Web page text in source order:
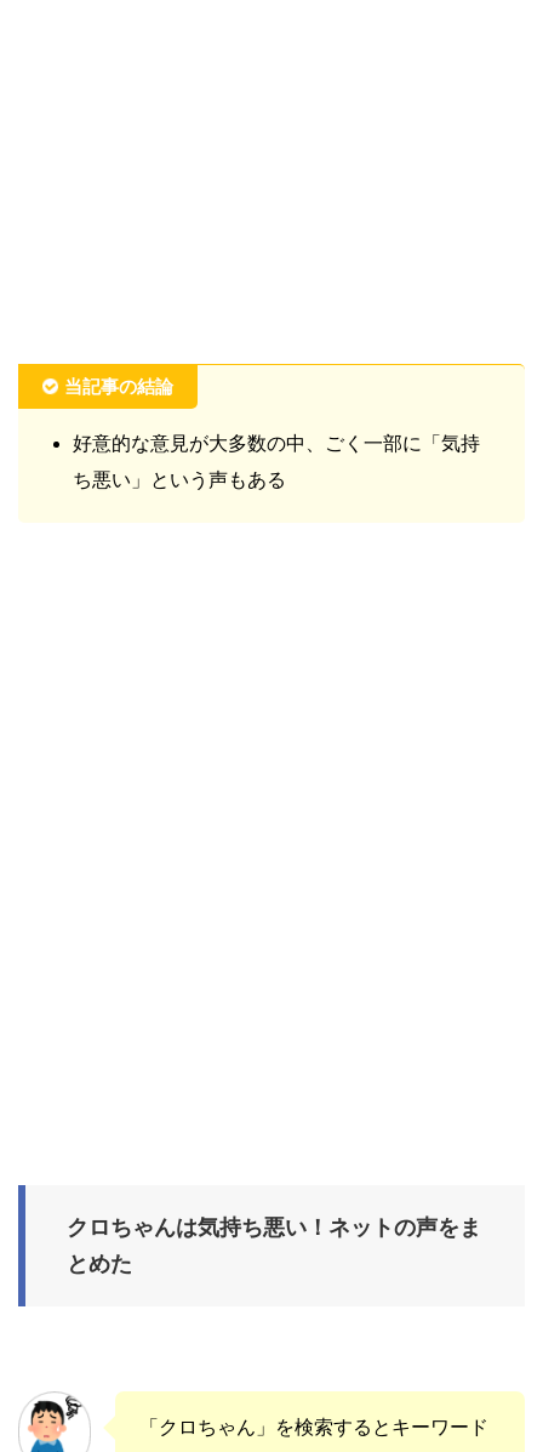
当記事の結論
好意的な意見が大多数の中、ごく一部に「気持
ち悪い」という声もある
クロちゃんは気持ち悪い！ネットの声をま
とめた
「クロちゃん」を検索するとキーワード